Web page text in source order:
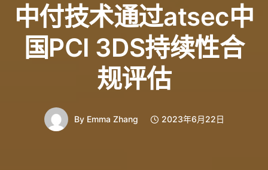
中付技术通过atsec中
国PCI 3DS持续性合
规评估
By Emma Zhang 2023年6月22日